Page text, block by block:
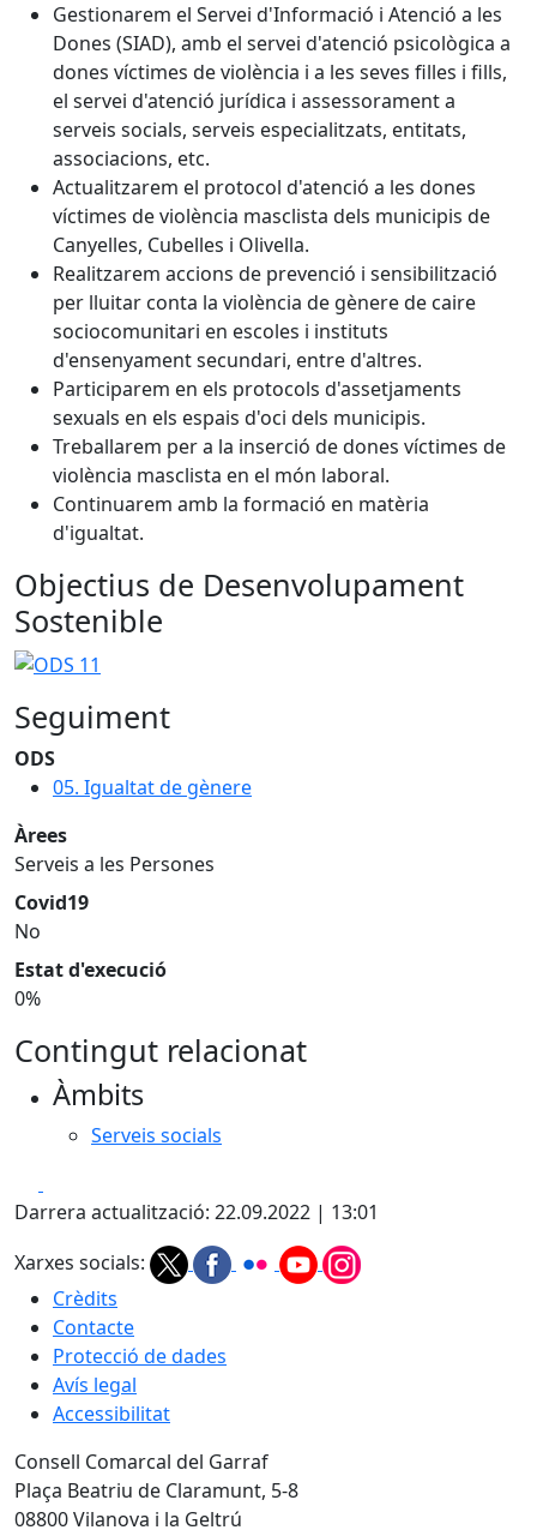
Gestionarem el Servei d'Informació i Atenció a les
Dones (SIAD), amb el servei d'atenció psicològica a
dones víctimes de violència i a les seves filles i fills,
el servei d'atenció jurídica i assessorament a
serveis socials, serveis especialitzats, entitats,
associacions, etc.
Actualitzarem el protocol d'atenció a les dones
víctimes de violència masclista dels municipis de
Canyelles, Cubelles i Olivella.
Realitzarem accions de prevenció i sensibilització
per lluitar conta la violència de gènere de caire
sociocomunitari en escoles i instituts
d'ensenyament secundari, entre d'altres.
Participarem en els protocols d'assetjaments
sexuals en els espais d'oci dels municipis.
Treballarem per a la inserció de dones víctimes de
violència masclista en el món laboral.
Continuarem amb la formació en matèria
d'igualtat.
Objectius de Desenvolupament
Sostenible
Seguiment
ODS
05. Igualtat de gènere
Àrees
Serveis a les Persones
Covid19
No
Estat d'execució
0%
Contingut relacionat
Àmbits
Serveis socials
Darrera actualització: 22.09.2022 | 13:01
Xarxes socials:
Crèdits
Contacte
Protecció de dades
Avís legal
Accessibilitat
Consell Comarcal del Garraf
Plaça Beatriu de Claramunt, 5-8
08800 Vilanova i la Geltrú